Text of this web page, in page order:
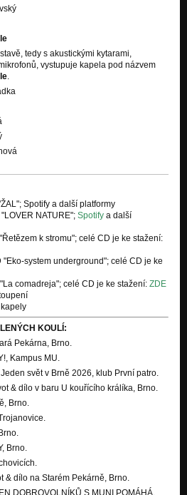
tedy s akustickými kytarami,
vystupuje kapela pod názvem
.
Spotify a další platformy
NATURE"; Spotify a další
k stromu"; celé CD je ke stažení:
system underground"; celé CD je ke
comadreja"; celé CD je ke stažení: ZDE
KOULÍ:
Pekárna, Brno.
Kampus MU.
svět v Brně 2026, klub První patro.
& dílo v baru U kouřícího králíka, Brno.
Brno.
Brno.
& dílo na Starém Pekárně, Brno.